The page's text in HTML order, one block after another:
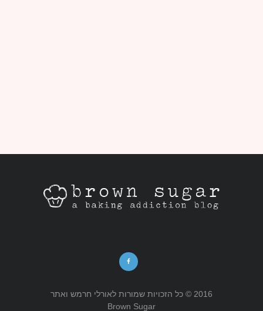
2016 © כל הזכויות שמורות לאורלי חרמש ואתר
Brown Sugar